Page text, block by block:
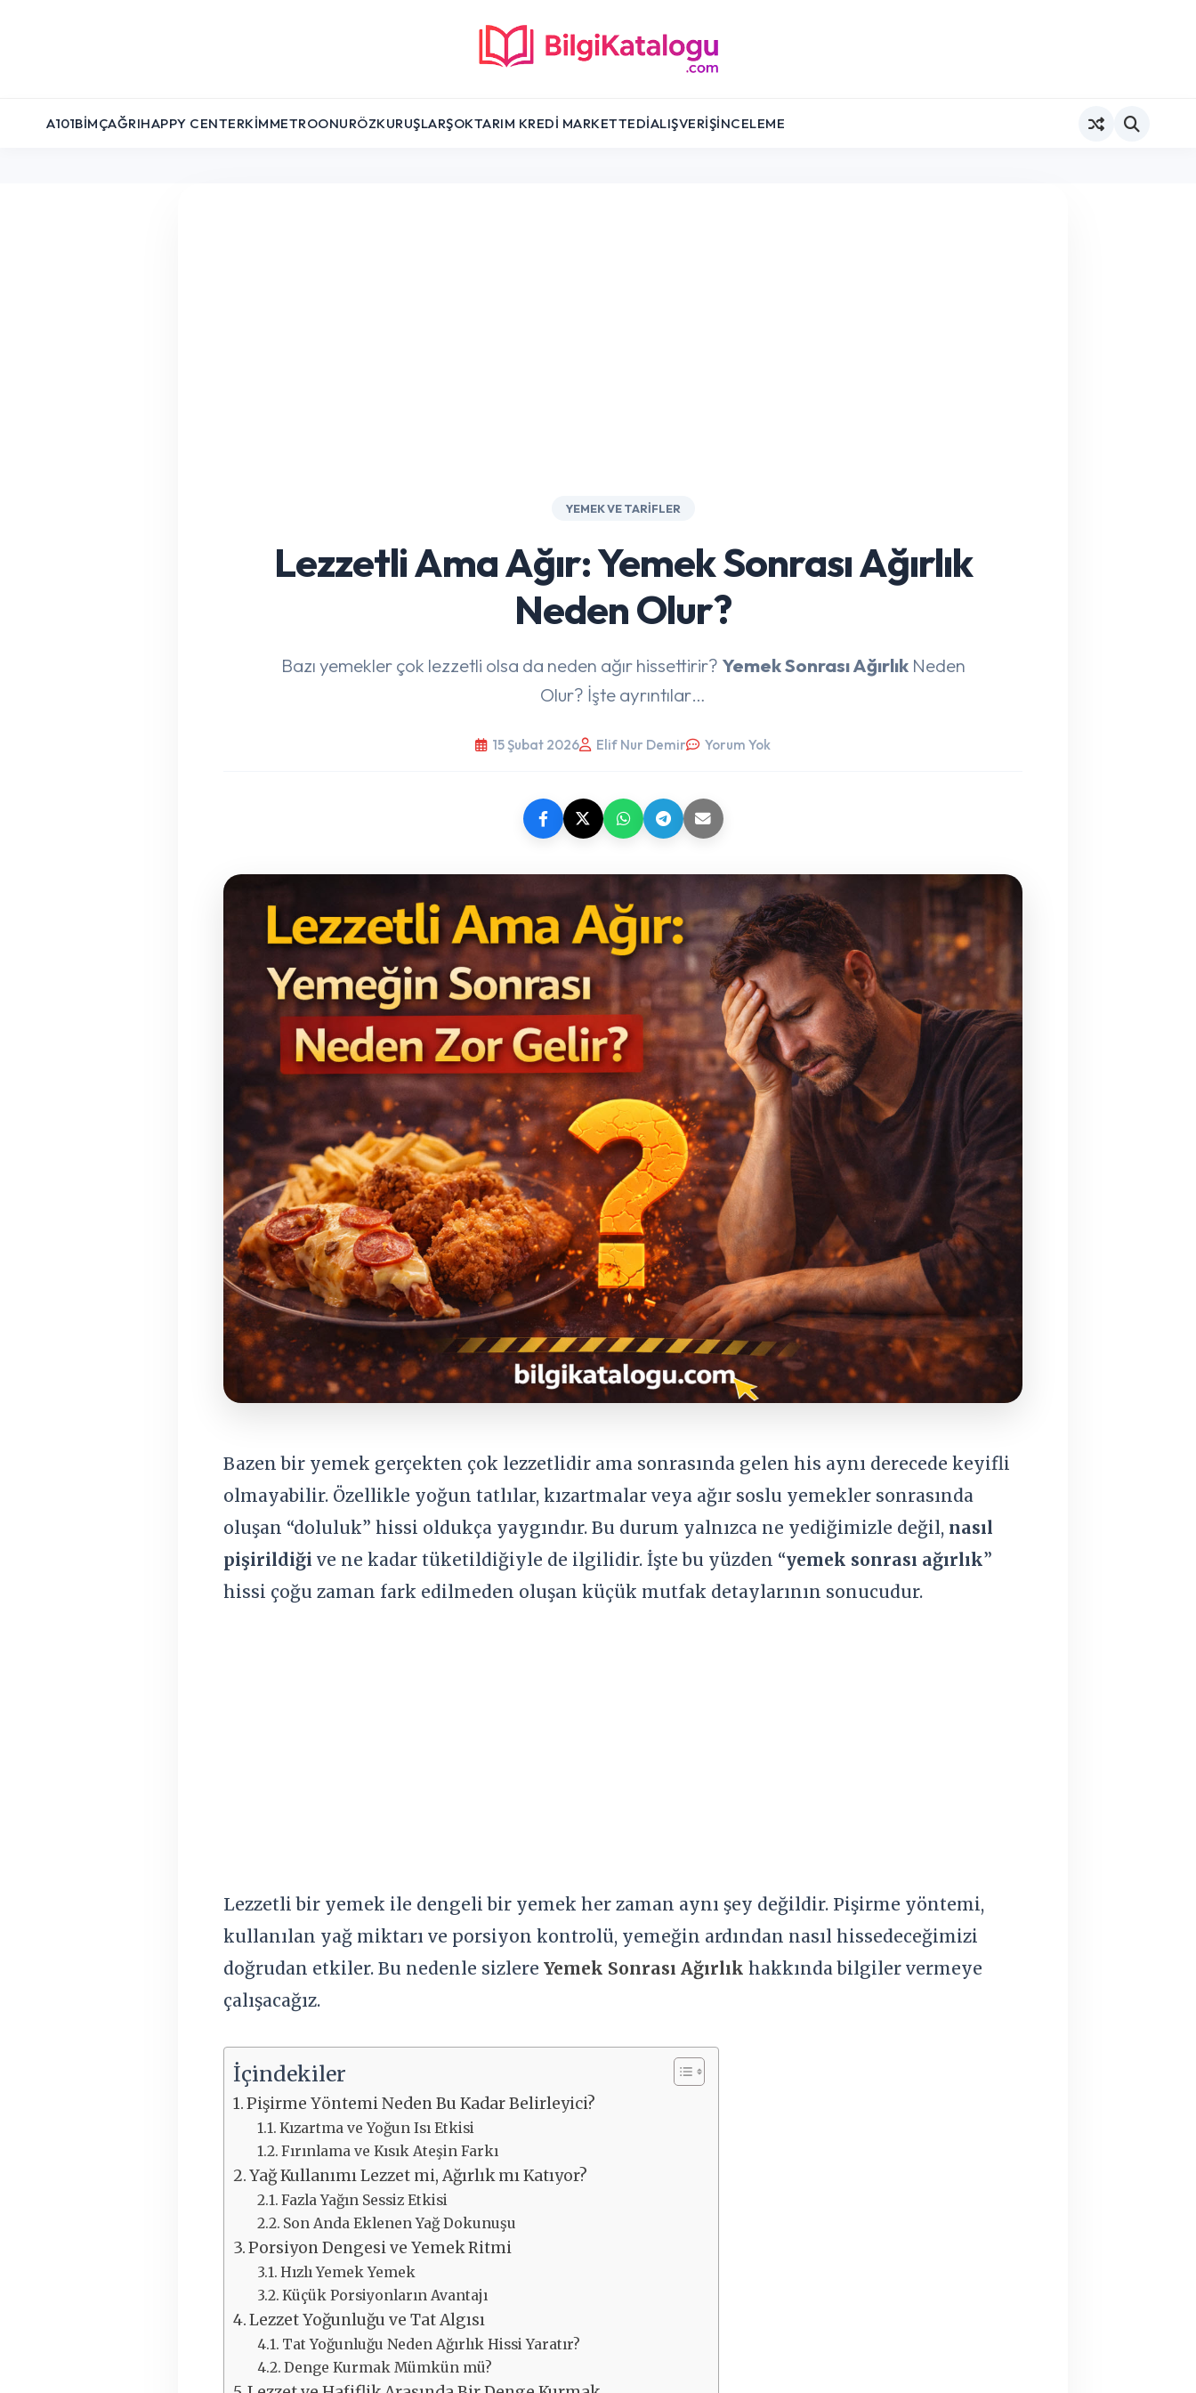
A101BIMÇAĞRIHAPPY CENTERKIMMETROONURÖZKURUŞLARŞOKTARIM KREDI MARKETTEDIALIŞVERIŞİNCELEME
YEMEK VE TARIFLER
Lezzetli Ama Ağır: Yemek Sonrası Ağırlık
Neden Olur?
Bazı yemekler çok lezzetli olsa da neden ağır hissettirir? Yemek Sonrası AğırlıkNeden
Olur? İşte ayrıntılar…
15 Şubat 2026 Elif Nur Demir Yorum Yok
Bazen bir yemek gerçekten çok lezzetlidir ama sonrasında gelen his aynı derecede keyifli
olmayabilir. Özellikle yoğun tatlılar, kızartmalar veya ağır soslu yemekler sonrasında
oluşan “doluluk” hissi oldukça yaygındır. Bu durum yalnızca ne yediğimizle değil, nasıl
pişirildiği ve ne kadar tüketildiğiyle de ilgilidir. İşte bu yüzden “yemek sonrası ağırlık”
hissi çoğu zaman fark edilmeden oluşan küçük mutfak detaylarının sonucudur.
Lezzetli bir yemek ile dengeli bir yemek her zaman aynı şey değildir. Pişirme yöntemi,
kullanılan yağ miktarı ve porsiyon kontrolü, yemeğin ardından nasıl hissedeceğimizi
doğrudan etkiler. Bu nedenle sizlere Yemek Sonrası Ağırlık hakkında bilgiler vermeye
çalışacağız.
İçindekiler
Pişirme Yöntemi Neden Bu Kadar Belirleyici?
Kızartma ve Yoğun Isı Etkisi
Fırınlama ve Kısık Ateşin Farkı
Yağ Kullanımı Lezzet mi, Ağırlık mı Katıyor?
Fazla Yağın Sessiz Etkisi
Son Anda Eklenen Yağ Dokunuşu
Porsiyon Dengesi ve Yemek Ritmi
Hızlı Yemek Yemek
Küçük Porsiyonların Avantajı
Lezzet Yoğunluğu ve Tat Algısı
Tat Yoğunluğu Neden Ağırlık Hissi Yaratır?
Denge Kurmak Mümkün mü?